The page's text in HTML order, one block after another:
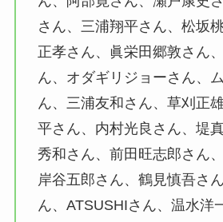
さん、三浦翔平さん、松坂
正孝さん、眞栄田郷敦さん
ん、オダギリジョーさん、
ん、三浦友和さん、草刈正
平さん、内村光良さん、堤
秀和さん、前田旺志郎さん
岸谷五郎さん、鶴見慎吾さ
ん、ATSUSHIさん、温水洋